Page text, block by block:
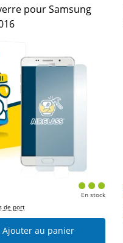
pour Samsung
de port
En stock
Ajouter au panier